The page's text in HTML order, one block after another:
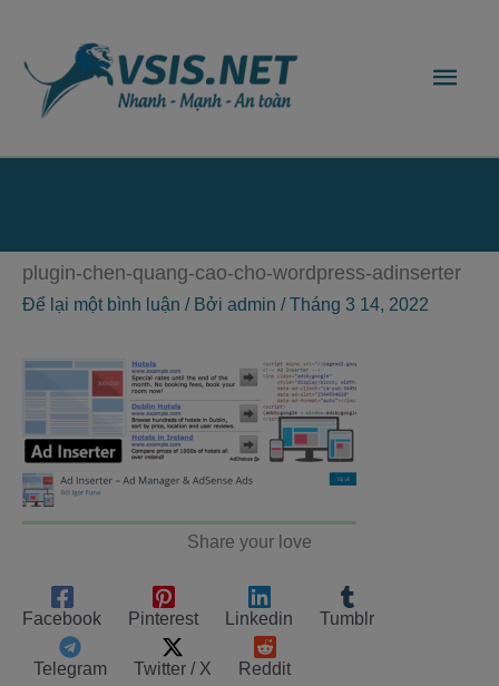
của
trang
plugin-chen-quang-cao-cho-wordpress-adinserter
Để lại một bình luận / Bởi admin /Tháng 3 14, 2022
Share your love
Facebook Pinterest Linkedin Tumblr
Telegram Twitter / X Reddit